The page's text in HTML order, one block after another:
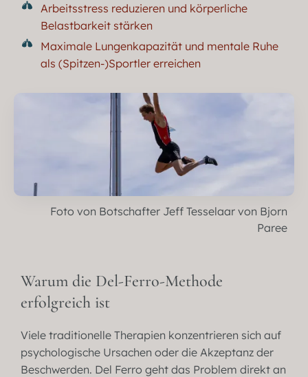
Arbeitsstress reduzieren und körperliche
Belastbarkeit stärken
Maximale Lungenkapazität und mentale Ruhe
als (Spitzen-)Sportler erreichen
Foto von Botschafter Jeff Tesselaar von Bjorn
Paree
Warum die Del-Ferro-Methode
erfolgreich ist
Viele traditionelle Therapien konzentrieren sich auf
psychologische Ursachen oder die Akzeptanz der
Beschwerden. Del Ferro geht das Problem direkt an